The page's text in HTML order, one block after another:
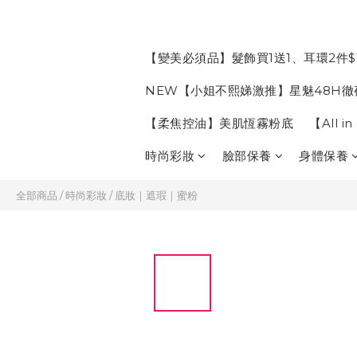
【變美必須品】髮飾買1送1、耳環2
NEW【小姐不熙娣激推】星魅48H徹
【柔焦控油】美肌恆霧粉底 【All
時尚彩妝 臉部保養 身體保養
全部商品 /時尚彩妝/ 底妝｜遮瑕｜蜜粉